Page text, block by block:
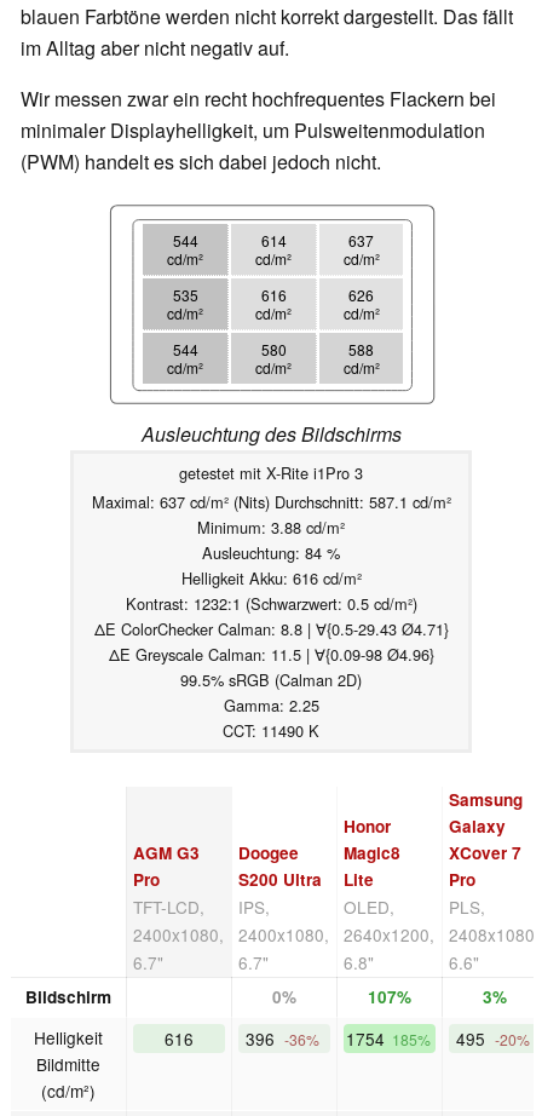
blauen Farbtöne werden nicht korrekt dargestellt. Das fällt
im Alltag aber nicht negativ auf.
Wir messen zwar ein recht hochfrequentes Flackern bei
minimaler Displayhelligkeit, um Pulsweitenmodulation
(PWM) handelt es sich dabei jedoch nicht.
544
cd/m²
614
cd/m²
637
cd/m²
535
cd/m²
616
cd/m²
626
cd/m²
544
cd/m²
580
cd/m²
588
cd/m²
Ausleuchtung des Bildschirms
getestet mit X-Rite i1Pro 3
Maximal: 637 cd/m² (Nits) Durchschnitt: 587.1 cd/m²
Minimum: 3.88 cd/m²
Ausleuchtung: 84 %
Helligkeit Akku: 616 cd/m²
Kontrast: 1232:1 (Schwarzwert: 0.5 cd/m²)
ΔE ColorChecker Calman: 8.8 | ∀{0.5-29.43 Ø4.71}
ΔE Greyscale Calman: 11.5 | ∀{0.09-98 Ø4.96}
99.5% sRGB (Calman 2D)
Gamma: 2.25
CCT: 11490 K
AGM G3
Pro
TFT-LCD,
2400x1080,
6.7"
Doogee
S200 Ultra
IPS,
2400x1080,
6.7"
Honor
Magic8
Lite
OLED,
2640x1200,
6.8"
Samsung
Galaxy
XCover 7
Pro
PLS,
2408x1080,
6.6"
Bildschirm 0% 107% 3%
Helligkeit
Bildmitte
(cd/m²)
616 396 -36% 1754 185% 495 -20%